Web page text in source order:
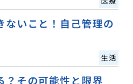
ないこと！自己管理の
生活
？その可能性と限界